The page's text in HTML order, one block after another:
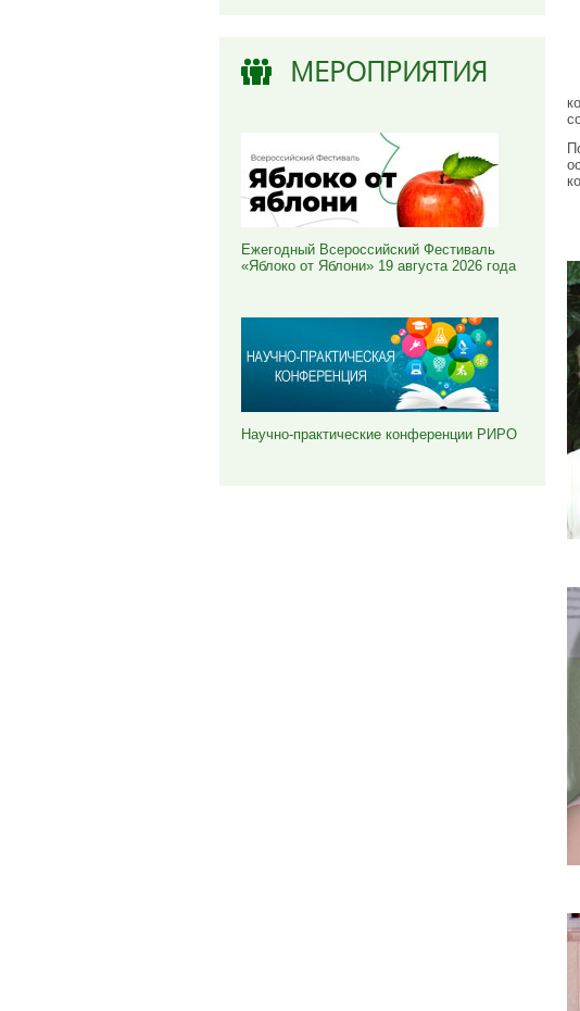
МЕРОПРИЯТИЯ
Ежегодный Всероссийский Фестиваль
«Яблоко от Яблони» 19 августа 2026 года
Научно-практические конференции РИРО